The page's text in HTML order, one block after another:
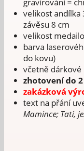
velikost andílka
závěsu 8 cm
velikost
barva
do kovu)
včetně dárkové
zhotovení do
zakázková
text na přání
Mamince; Tati,